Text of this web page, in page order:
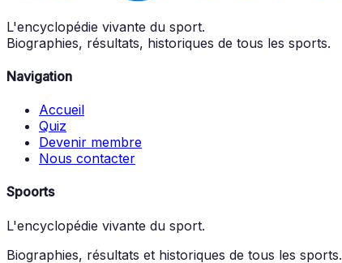
L'encyclopédie vivante du sport.
Biographies, résultats, historiques de tous les sports.
Navigation
Accueil
Quiz
Devenir membre
Nous contacter
Spoorts
L'encyclopédie vivante du sport.
Biographies, résultats et historiques de tous les sports.